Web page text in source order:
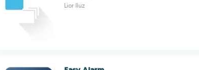
Lior Iluz